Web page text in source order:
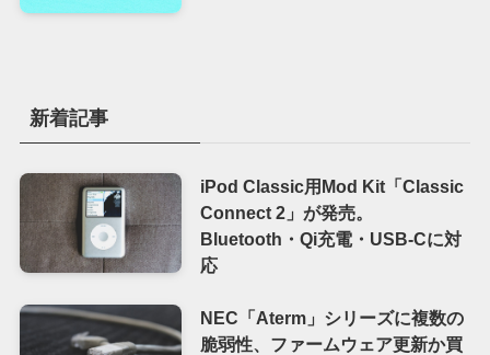
新着記事
iPod Classic用Mod Kit「Classic
Connect 2」が発売。
Bluetooth・Qi充電・USB-Cに対
応
NEC「Aterm」シリーズに複数の
脆弱性、ファームウェア更新か買